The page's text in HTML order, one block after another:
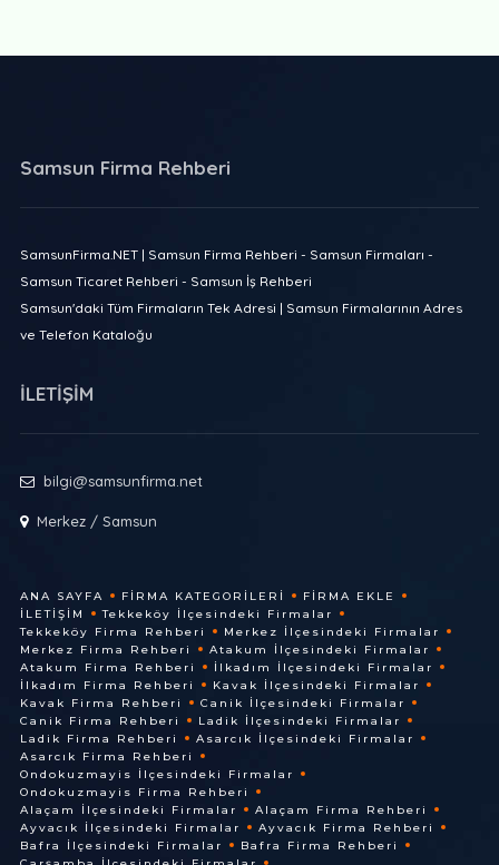
Samsun Firma Rehberi
SamsunFirma.NET | Samsun Firma Rehberi - Samsun Firmaları -
Samsun Ticaret Rehberi - Samsun İş Rehberi
Samsun'daki Tüm Firmaların Tek Adresi | Samsun Firmalarının Adres
ve Telefon Kataloğu
İLETİŞİM
bilgi@samsunfirma.net
Merkez / Samsun
ANA SAYFA FIRMA KATEGORILERI
FIRMA EKLE
İLETIŞIM
Tekkeköy İlçesindeki Firmalar
Tekkeköy Firma Rehberi
Merkez İlçesindeki Firmalar
Merkez Firma Rehberi
Atakum İlçesindeki Firmalar
Atakum Firma Rehberi
İlkadım İlçesindeki Firmalar
İlkadım Firma Rehberi
Kavak İlçesindeki Firmalar
Kavak Firma Rehberi
Canik İlçesindeki Firmalar
Canik Firma Rehberi
Ladik İlçesindeki Firmalar
Ladik Firma Rehberi
Asarcık İlçesindeki Firmalar
Asarcık Firma Rehberi
Ondokuzmayis İlçesindeki Firmalar
Ondokuzmayis Firma Rehberi
Alaçam İlçesindeki Firmalar
Alaçam Firma Rehberi
Ayvacık İlçesindeki Firmalar
Ayvacık Firma Rehberi
Bafra İlçesindeki Firmalar
Bafra Firma Rehberi